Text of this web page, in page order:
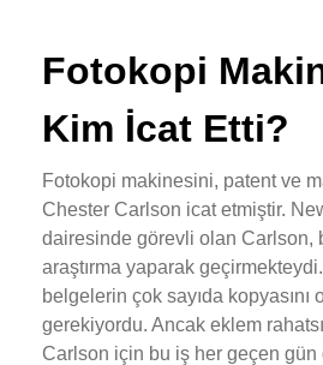
Fotokopi
Kim İcat Etti?
Fotokopi makinesini, patent ve
Chester Carlson icat etmiştir.
dairesinde görevli olan Carlson,
araştırma yaparak
belgelerin çok sayıda kopyasını
gerekiyordu. Ancak eklem
Carlson için bu iş her geçen gün